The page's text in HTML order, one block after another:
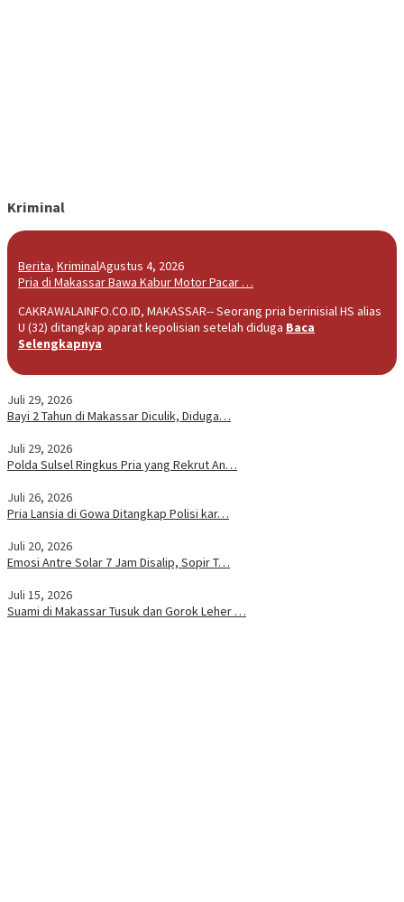
Kriminal
Berita, KriminalAgustus 4, 2026
Pria di Makassar Bawa Kabur Motor Pacar …
CAKRAWALAINFO.CO.ID, MAKASSAR-- Seorang pria berinisial HS alias
U (32) ditangkap aparat kepolisian setelah diduga Baca
Selengkapnya
Juli 29, 2026
Bayi 2 Tahun di Makassar Diculik, Diduga…
Juli 29, 2026
Polda Sulsel Ringkus Pria yang Rekrut An…
Juli 26, 2026
Pria Lansia di Gowa Ditangkap Polisi kar…
Juli 20, 2026
Emosi Antre Solar 7 Jam Disalip, Sopir T…
Juli 15, 2026
Suami di Makassar Tusuk dan Gorok Leher …